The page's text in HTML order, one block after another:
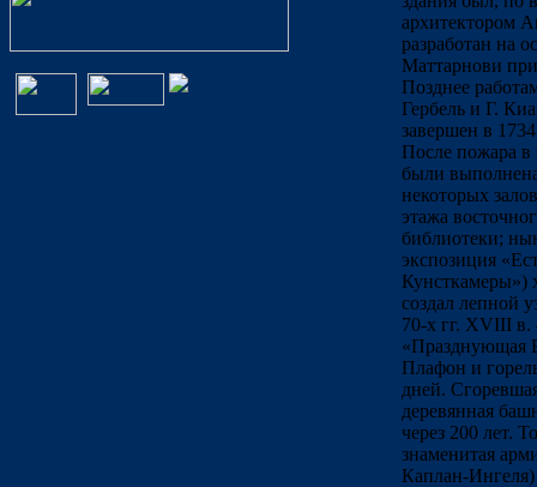
архитектором
разработан на
Маттарнови
Позднее
Гербель и Г.
завершен в
После пожара в
были
некоторых
этажа
библиотеки;
экспозиция
Кунсткамеры»)
создал лепной
70-х гг. XVIII в.
«Празднующая
Плафон и
дней.
деревянная
через 200 лет.
знаменитая
Каплан-Ингеля)